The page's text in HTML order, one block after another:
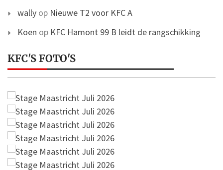
wally op Nieuwe T2 voor KFC A
Koen op KFC Hamont 99 B leidt de rangschikking
KFC'S FOTO'S